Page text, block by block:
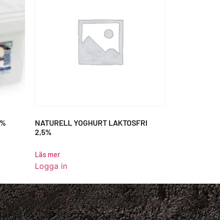
NATURELL YOGHURT LAKTOSFRI
2,5%
Läs mer
Logga in